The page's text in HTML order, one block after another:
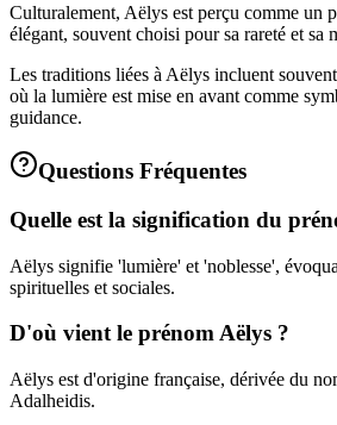
Culturalement, Aëlys est perçu comme un
élégant, souvent choisi pour sa rareté et sa
Les traditions liées à Aëlys incluent
où la lumière est mise en avant comme
guidance.
Questions Fréquentes
Quelle est la signification du
Aëlys signifie 'lumière' et 'noblesse',
spirituelles et sociales.
D'où vient le prénom Aëlys ?
Aëlys est d'origine française, dérivée du
Adalheidis.